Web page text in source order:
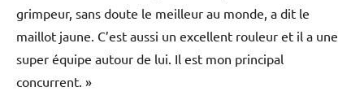
grimpeur, sans doute le meilleur au monde, a dit le
maillot jaune. C’est aussi un excellent rouleur et il a une
super équipe autour de lui. Il est mon principal
concurrent. »